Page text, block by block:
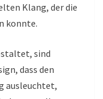
Klang, der die
konnte.
sind
dass den
ausleuchtet,